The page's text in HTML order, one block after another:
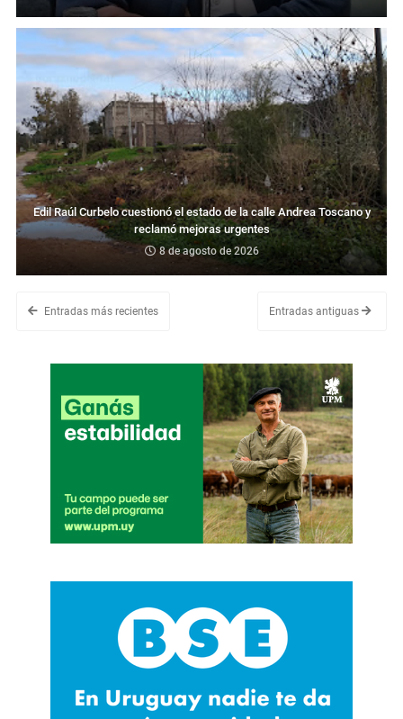
Edil Raúl Curbelo cuestionó el estado de la calle Andrea Toscano y
reclamó mejoras urgentes
8 de agosto de 2026
Entradas más recientes Entradas antiguas